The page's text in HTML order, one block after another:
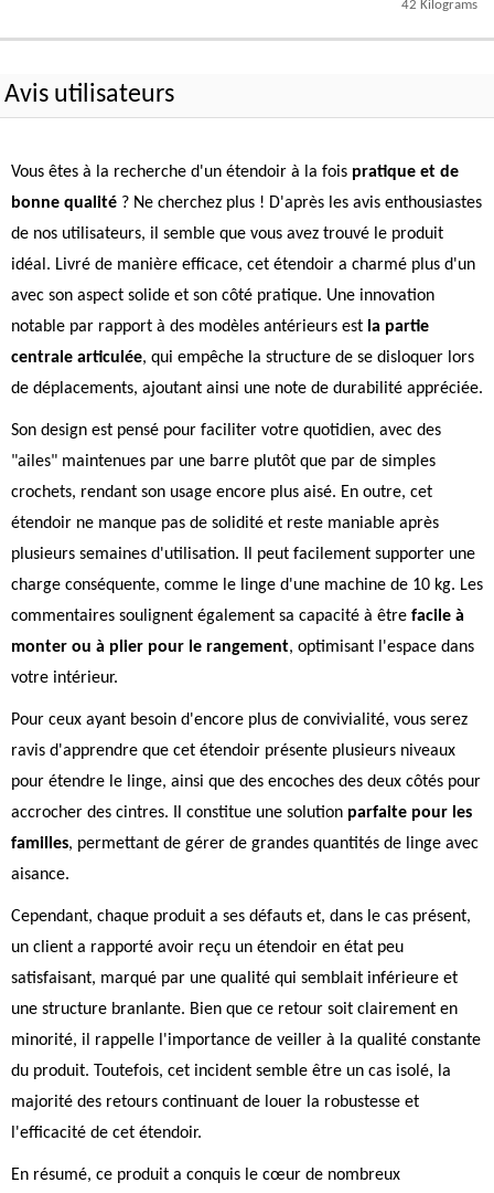
42 Kilograms
Avis utilisateurs
Vous êtes à la recherche d'un étendoir à la fois pratique et de
bonne qualité ? Ne cherchez plus ! D'après les avis enthousiastes
de nos utilisateurs, il semble que vous avez trouvé le produit
idéal. Livré de manière efficace, cet étendoir a charmé plus d'un
avec son aspect solide et son côté pratique. Une innovation
notable par rapport à des modèles antérieurs est la partie
centrale articulée, qui empêche la structure de se disloquer lors
de déplacements, ajoutant ainsi une note de durabilité appréciée.
Son design est pensé pour faciliter votre quotidien, avec des
"ailes" maintenues par une barre plutôt que par de simples
crochets, rendant son usage encore plus aisé. En outre, cet
étendoir ne manque pas de solidité et reste maniable après
plusieurs semaines d'utilisation. Il peut facilement supporter une
charge conséquente, comme le linge d'une machine de 10 kg. Les
commentaires soulignent également sa capacité à être facile à
monter ou à plier pour le rangement, optimisant l'espace dans
votre intérieur.
Pour ceux ayant besoin d'encore plus de convivialité, vous serez
ravis d'apprendre que cet étendoir présente plusieurs niveaux
pour étendre le linge, ainsi que des encoches des deux côtés pour
accrocher des cintres. Il constitue une solution parfaite pour les
familles, permettant de gérer de grandes quantités de linge avec
aisance.
Cependant, chaque produit a ses défauts et, dans le cas présent,
un client a rapporté avoir reçu un étendoir en état peu
satisfaisant, marqué par une qualité qui semblait inférieure et
une structure branlante. Bien que ce retour soit clairement en
minorité, il rappelle l'importance de veiller à la qualité constante
du produit. Toutefois, cet incident semble être un cas isolé, la
majorité des retours continuant de louer la robustesse et
l'efficacité de cet étendoir.
En résumé, ce produit a conquis le cœur de nombreux